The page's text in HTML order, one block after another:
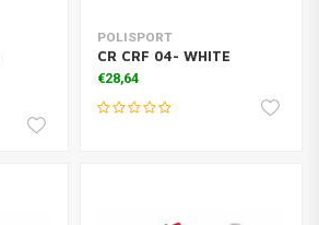
POLISPORT
CR CRF 04- WHITE
€28,64